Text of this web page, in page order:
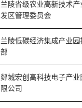
兰陵省级农业高新技术产
发区管理委员会
兰陵低碳经济集成产业园
部
郯城宏创高科技电子产业
限公司